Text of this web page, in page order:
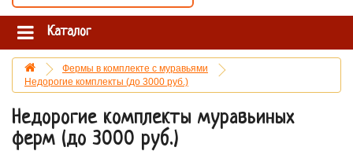
Каталог
Фермы в комплекте с муравьями
Недорогие комплекты (до 3000 руб.)
Недорогие комплекты муравьиных
ферм (до 3000 руб.)